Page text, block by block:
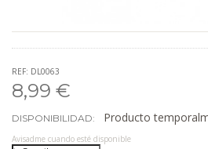
REF: DL0063
8,99 €
DISPONIBILIDAD: Producto
Avisadme cuando esté disponible